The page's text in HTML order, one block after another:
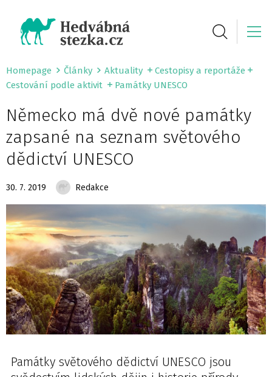
Homepage Články Aktuality
Cestopisy a reportáže
Cestování podle aktivit
Památky UNESCO
Německo má dvě nové památky
zapsané na seznam světového
dědictví UNESCO
30. 7. 2019 Redakce
Památky světového dědictví UNESCO jsou